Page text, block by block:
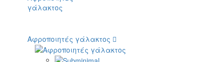
Αφροποιητές γάλακτος